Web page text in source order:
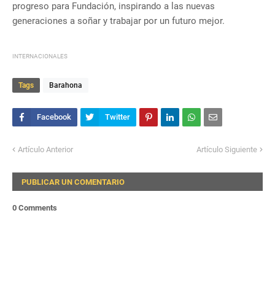
progreso para Fundación, inspirando a las nuevas
generaciones a soñar y trabajar por un futuro mejor.
INTERNACIONALES
Tags Barahona
Artículo Anterior Artículo Siguiente
PUBLICAR UN COMENTARIO
0 Comments